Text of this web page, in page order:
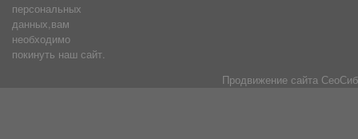
персональных
данных,вам
необходимо
покинуть наш сайт.
Продвижение сайта СеоСиб